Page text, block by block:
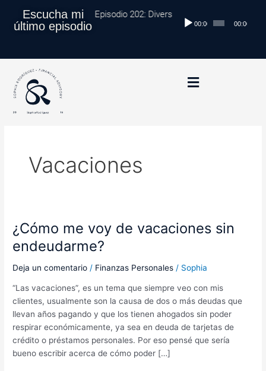
contenido
Escucha mi
último episodio
Episodio 202: Diversificación Global:
Reproductor
00:00 00:00
Vacaciones
¿Cómo me voy de vacaciones sin
endeudarme?
Deja un comentario / Finanzas Personales / Sophia
“Las vacaciones”, es un tema que siempre veo con mis
clientes, usualmente son la causa de dos o más deudas que
llevan años pagando y que los tienen ahogados sin poder
respirar económicamente, ya sea en deuda de tarjetas de
crédito o préstamos personales. Por eso pensé que sería
bueno escribir acerca de cómo poder […]
¿Cómo
me
voy
de
sin
endeudarme?